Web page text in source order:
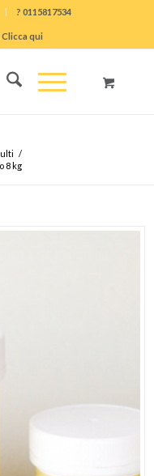
? 0115817534
qui
/
8 kg